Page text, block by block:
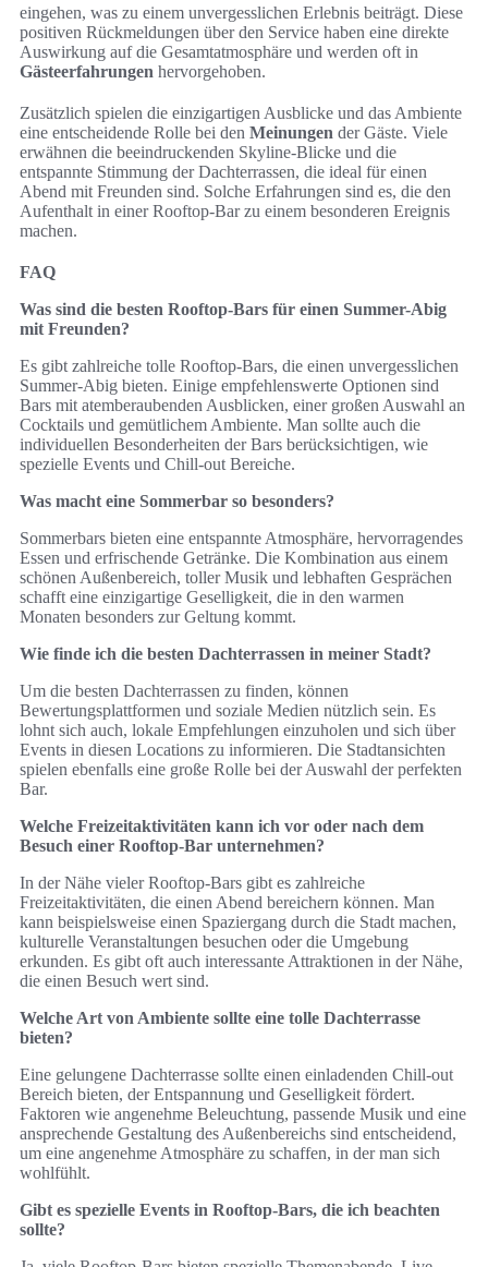
eingehen, was zu einem unvergesslichen Erlebnis beiträgt. Diese
positiven Rückmeldungen über den Service haben eine direkte
Auswirkung auf die Gesamtatmosphäre und werden oft in
Gästeerfahrungen hervorgehoben.
Zusätzlich spielen die einzigartigen Ausblicke und das Ambiente
eine entscheidende Rolle bei den Meinungen der Gäste. Viele
erwähnen die beeindruckenden Skyline-Blicke und die
entspannte Stimmung der Dachterrassen, die ideal für einen
Abend mit Freunden sind. Solche Erfahrungen sind es, die den
Aufenthalt in einer Rooftop-Bar zu einem besonderen Ereignis
machen.
FAQ
Was sind die besten Rooftop-Bars für einen Summer-Abig
mit Freunden?
Es gibt zahlreiche tolle Rooftop-Bars, die einen unvergesslichen
Summer-Abig bieten. Einige empfehlenswerte Optionen sind
Bars mit atemberaubenden Ausblicken, einer großen Auswahl an
Cocktails und gemütlichem Ambiente. Man sollte auch die
individuellen Besonderheiten der Bars berücksichtigen, wie
spezielle Events und Chill-out Bereiche.
Was macht eine Sommerbar so besonders?
Sommerbars bieten eine entspannte Atmosphäre, hervorragendes
Essen und erfrischende Getränke. Die Kombination aus einem
schönen Außenbereich, toller Musik und lebhaften Gesprächen
schafft eine einzigartige Geselligkeit, die in den warmen
Monaten besonders zur Geltung kommt.
Wie finde ich die besten Dachterrassen in meiner Stadt?
Um die besten Dachterrassen zu finden, können
Bewertungsplattformen und soziale Medien nützlich sein. Es
lohnt sich auch, lokale Empfehlungen einzuholen und sich über
Events in diesen Locations zu informieren. Die Stadtansichten
spielen ebenfalls eine große Rolle bei der Auswahl der perfekten
Bar.
Welche Freizeitaktivitäten kann ich vor oder nach dem
Besuch einer Rooftop-Bar unternehmen?
In der Nähe vieler Rooftop-Bars gibt es zahlreiche
Freizeitaktivitäten, die einen Abend bereichern können. Man
kann beispielsweise einen Spaziergang durch die Stadt machen,
kulturelle Veranstaltungen besuchen oder die Umgebung
erkunden. Es gibt oft auch interessante Attraktionen in der Nähe,
die einen Besuch wert sind.
Welche Art von Ambiente sollte eine tolle Dachterrasse
bieten?
Eine gelungene Dachterrasse sollte einen einladenden Chill-out
Bereich bieten, der Entspannung und Geselligkeit fördert.
Faktoren wie angenehme Beleuchtung, passende Musik und eine
ansprechende Gestaltung des Außenbereichs sind entscheidend,
um eine angenehme Atmosphäre zu schaffen, in der man sich
wohlfühlt.
Gibt es spezielle Events in Rooftop-Bars, die ich beachten
sollte?